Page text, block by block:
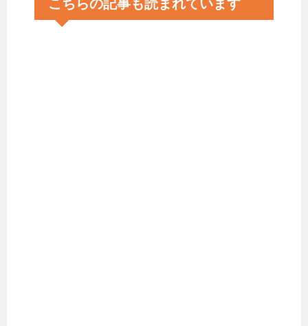
こちらの記事も読まれています